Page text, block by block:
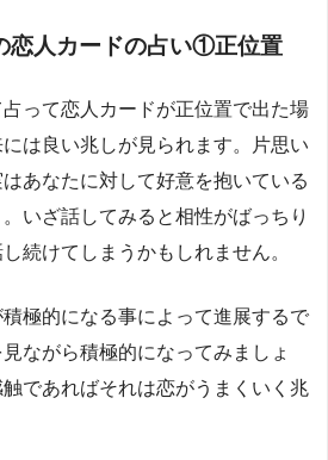
恋人カードの占い①正位置
って恋人カードが正位置で出た場
は良い兆しが見られます。片思い
あなたに対して好意を抱いている
いざ話してみると相性がばっちり
続けてしまうかもしれません。
極的になる事によって進展するで
ながら積極的になってみましょ
であればそれは恋がうまくいく兆